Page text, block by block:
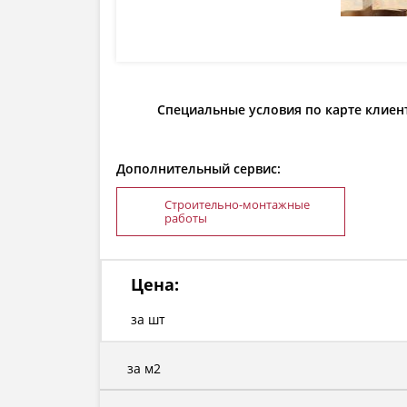
Специальные условия по карте
Дополнительный сервис:
Строительно-монтажные
работы
Цена:
за шт
за м2